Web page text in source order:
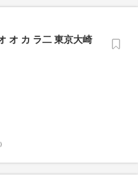
オ カ ラ二 東京大崎